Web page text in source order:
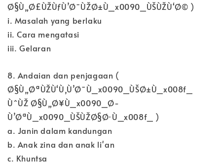
Ø§Ù„Ø£ÙŽÙƒÙ’Ø¯ÙŽØ±Ù_x0090_ÙŠÙŽÙ‘Ø© )
i. Masalah yang berlaku
ii. Cara mengatasi
iii. Gelaran
8. Andaian dan penjagaan (
Ø§Ù„ØªÙŽÙ‘Ù‚Ù’Ø¯Ù_x0090_ÙŠØ±Ù_x008f_
ÙˆÙŽ Ø§Ù„Ø¥Ù_x0090_Ø­
Ù’ØªÙ_x0090_ÙŠÙŽØ§Ø·Ù_x008f_ )
a. Janin dalam kandungan
b. Anak zina dan anak li'an
c. Khuntsa